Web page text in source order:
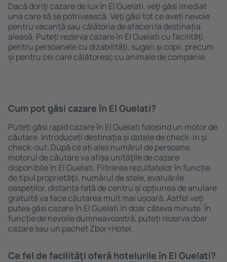
Dacă doriţi cazare de lux în El Guelati, veţi găsi imediat
una care să se potrivească. Veți găsi tot ce aveți nevoie
pentru vacanță sau călătoria de afaceri la destinația
aleasă. Puteți rezerva cazare în El Guelati cu facilități
pentru persoanele cu dizabilități, sugari și copii, precum
și pentru cei care călătoresc cu animale de companie.
Cum pot găsi cazare în El Guelati?
Puteți găsi rapid cazare în El Guelati folosind un motor de
căutare. Introduceți destinația și datele de check-in și
check-out. După ce ați ales numărul de persoane,
motorul de căutare va afișa unităţile de cazare
disponibile în El Guelati. Filtrarea rezultatelor în funcție
de tipul proprietăţii, numărul de stele, evaluările
oaspeților, distanța față de centru și opțiunea de anulare
gratuită va face căutarea mult mai ușoară. Astfel veți
putea găsi cazare în El Guelati în doar câteva minute. În
funcție de nevoile dumneavoastră, puteți rezerva doar
cazare sau un pachet Zbor+Hotel.
Ce fel de facilităţi oferă hotelurile în El Guelati?